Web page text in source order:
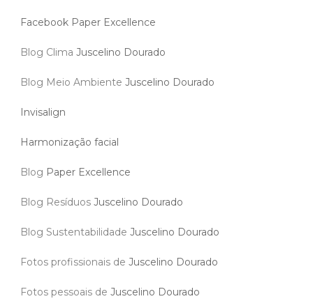
Facebook Paper Excellence
Blog Clima Juscelino Dourado
Blog Meio Ambiente Juscelino Dourado
Invisalign
Harmonização facial
Blog Paper Excellence
Blog Resíduos Juscelino Dourado
Blog Sustentabilidade Juscelino Dourado
Fotos profissionais de Juscelino Dourado
Fotos pessoais de Juscelino Dourado